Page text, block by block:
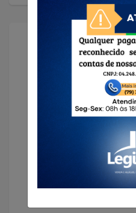
Encontramos o